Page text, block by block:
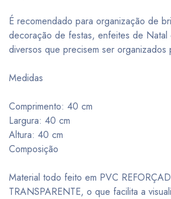
É recomendado para organização de
decoração de festas, enfeites de Natal
diversos que precisem ser organizados
Medidas
Comprimento: 40 cm
Largura: 40 cm
Altura: 40 cm
Composição
Material todo feito em PVC
TRANSPARENTE, o que facilita a